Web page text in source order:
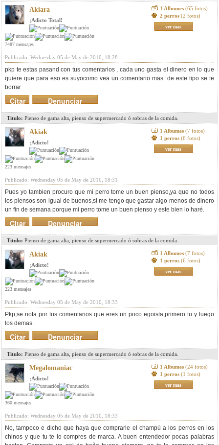
Akiara
¡Adicto Total!
7487 mensajes
1 Albumes (65 fotos)
2 perros (2 fotos)
ver mas
Publicado: Wednesday 05 de May de 2010, 18:28
pkp te estas pasand con tus comentarios , cada uno gasta el dinero en lo que
quiere que para eso es suyocomo vea un comentario mas de este tipo se te
borrar
Denunciar
mensaje
Citar
Titulo: Pienso de gama alta, pienso de supermercado ó sobras de la comida.
Akiak
¡Adicto!
223 mensajes
1 Albumes (7 fotos)
1 perros (6 fotos)
ver mas
Publicado: Wednesday 05 de May de 2010, 18:31
Pues yo tambien procuro que mi perro tome un buen pienso,ya que no todos
los piensos son igual de buenos,si me tengo que gastar algo menos de dinero
un fin de semana porque mi perro tome un buen pienso y este bien lo haré.
Denunciar
mensaje
Citar
Titulo: Pienso de gama alta, pienso de supermercado ó sobras de la comida.
Akiak
¡Adicto!
223 mensajes
1 Albumes (7 fotos)
1 perros (6 fotos)
ver mas
Publicado: Wednesday 05 de May de 2010, 18:33
Pkp,se nota por tus comentarios que eres un poco egoista,primero tu y luego
los demas.
Denunciar
mensaje
Citar
Titulo: Pienso de gama alta, pienso de supermercado ó sobras de la comida.
Megalomaniac
¡Adicto!
360 mensajes
1 Albumes (24 fotos)
1 perros (1 fotos)
ver mas
Publicado: Wednesday 05 de May de 2010, 18:33
No, tampoco e dicho que haya que comprarle el champú a los perros en los
chinos y que tu te lo compres de marca. A buen entendedor pocas palabras